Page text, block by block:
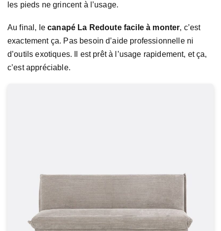
les pieds ne grincent à l’usage.
Au final, lecanapé La Redoute facile à monter, c’est
exactement ça. Pas besoin d’aide professionnelle ni
d’outils exotiques. Il est prêt à l’usage rapidement, et ça,
c’est appréciable.